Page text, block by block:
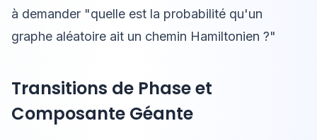
à demander "quelle est la probabilité qu'un
graphe aléatoire ait un chemin Hamiltonien ?"
Transitions de Phase et
Composante Géante